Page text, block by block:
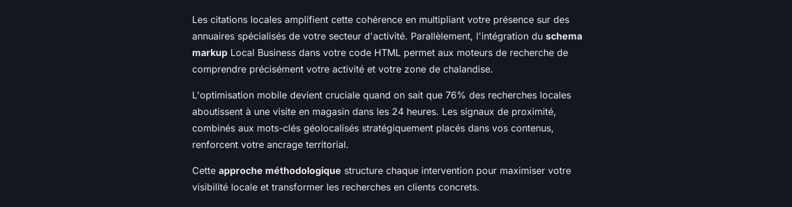
Les citations locales amplifient cette cohérence en multipliant votre présence sur des
annuaires spécialisés de votre secteur d'activité. Parallèlement, l'intégration du schema
markup Local Business dans votre code HTML permet aux moteurs de recherche de
comprendre précisément votre activité et votre zone de chalandise.
L'optimisation mobile devient cruciale quand on sait que 76% des recherches locales
aboutissent à une visite en magasin dans les 24 heures. Les signaux de proximité,
combinés aux mots-clés géolocalisés stratégiquement placés dans vos contenus,
renforcent votre ancrage territorial.
Cette approche méthodologique structure chaque intervention pour maximiser votre
visibilité locale et transformer les recherches en clients concrets.